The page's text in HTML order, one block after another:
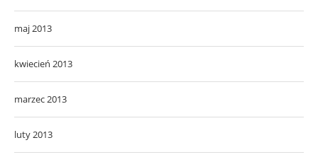
maj 2013
kwiecień 2013
marzec 2013
luty 2013